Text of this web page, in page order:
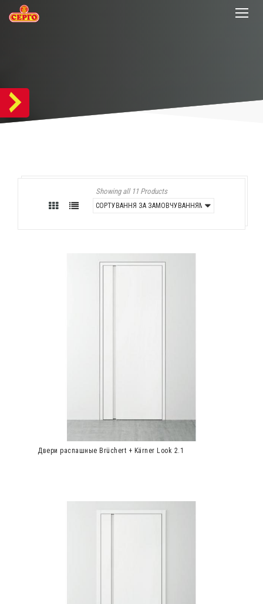
Showing all 11 Products
Двери распашные Brüchert + Kärner Look 2.1